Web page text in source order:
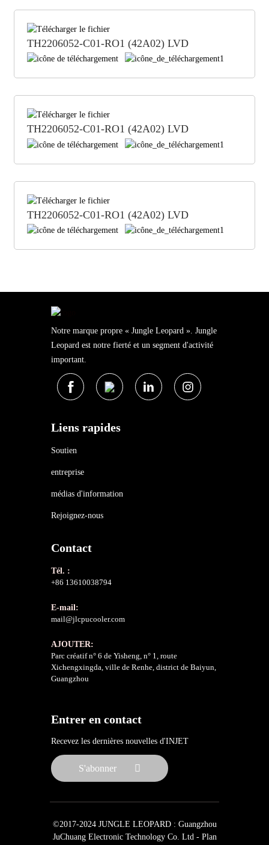
TH2206052-C01-RO1 (42A02) LVD
TH2206052-C01-RO1 (42A02) LVD
TH2206052-C01-RO1 (42A02) LVD
Notre marque propre « Jungle Leopard ». Jungle
Leopard est notre fierté et un segment d'activité
important.
Liens rapides
Soutien
entreprise
médias d'information
Rejoignez-nous
Contact
Tél. :
+86 13610038794
E-mail:
mail@jlcpucooler.com
AJOUTER:
Parc créatif n° 6 de Yisheng, n° 1, route
Xichengxingda, ville de Renhe, district de Baiyun,
Guangzhou
Entrer en contact
Recevez les dernières nouvelles d'INJET
S'abonner
©2017-2024 JUNGLE LEOPARD : Guangzhou
JuChuang Electronic Technology Co. Ltd - Plan